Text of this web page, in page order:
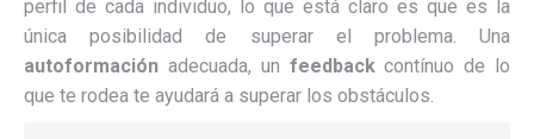
perfil de cada individuo, lo que está claro es que es la
única posibilidad de superar el problema. Una
autoformación adecuada, un feedbackcontínuo de lo
que te rodea te ayudará a superar los obstáculos.